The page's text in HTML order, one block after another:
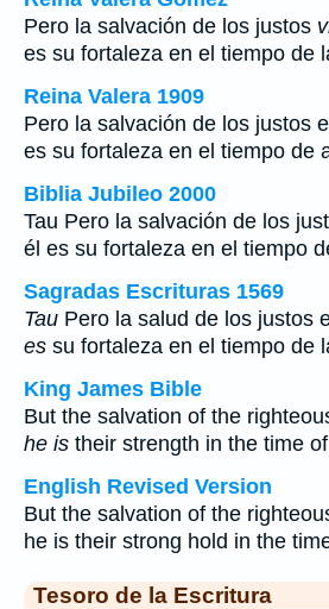
Pero la salvación de los justos
es su fortaleza en el tiempo de
Reina Valera 1909
Pero la salvación de los justos
es su fortaleza en el tiempo de
Biblia Jubileo 2000
Tau Pero la salvación de los
él es su fortaleza en el tiempo
Sagradas Escrituras 1569
Tau Pero la salud de los justos
es su fortaleza en el tiempo de
King James Bible
But the salvation of the
he is their strength in the time
English Revised Version
But the salvation of the
he is their strong hold in the
Tesoro de la Escritura